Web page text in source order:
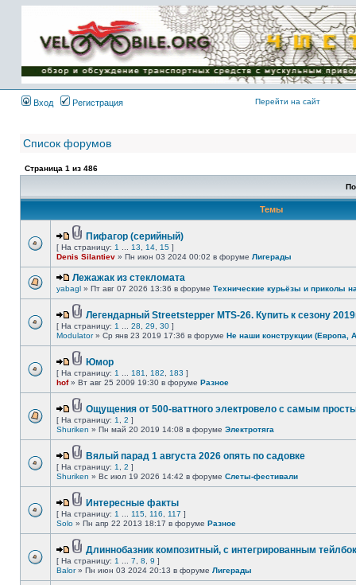
Имя пользователя:
Пароль:
{ LOG_ME_IN_SHORT
}
Вход
Регистрация Перейти на сайт
Список форумов
Страница 1 из 486
Темы
Пифагор (серийный)
[ На страницу: 1 13 14 15 ]
Denis Silantiev » Пн июн 03 2024 00:02 в форуме Лигерады
Лежажак из стекломата
yabagl » Пт авг 07 2026 13:36 в форуме Технические курьёзы и приколы
Легендарный Streetstepper MTS-26. Купить к сезону
[ На страницу: 1 28 29 30 ]
Modulator» Ср янв 23 2019 17:36 в форуме Не наши конструкции (Европа,
Юмор
[ На страницу: 1 181 182 183 ]
hof» Вт авг 25 2009 19:30 в форуме Разное
Ощущения от 500-ваттного электровело с самым
[ На страницу: 1 2 ]
Shuriken » Пн май 20 2019 14:08 в форуме Электротяга
Вялый парад 1 августа 2026 опять по садовке
[ На страницу: 1 2 ]
Shuriken » Вс июл 19 2026 14:42 в форуме Слеты-фестивали
Интересные факты
[ На страницу: 1 115 116 117 ]
Solo » Пн апр 22 2013 18:17 в форуме Разное
Длиннобазник композитный, с интегрированным
[ На страницу: 1 7 8 9 ]
Balor» Пн июн 03 2024 20:13 в форуме Лигерады